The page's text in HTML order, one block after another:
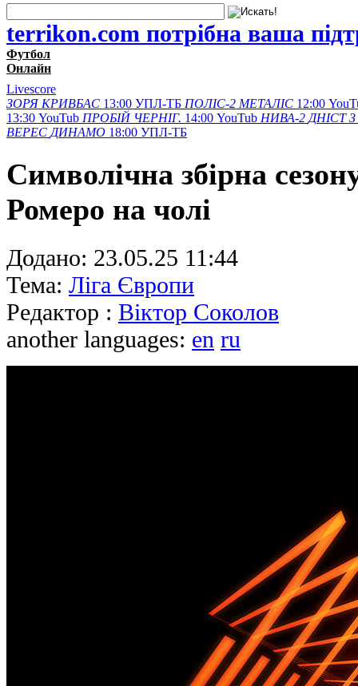
terrikon.com потрібна ваша
Футбол
Онлайн
Livescore
ЗОРЯ КРИВБАС 13:00 УПЛ-ТБ ПОЛІС-2 МЕТАЛІС 12:00
13:30 YouTub ПРОБІЙ ЧЕРНІГ. 14:00 YouTub НИВА-2 ДНІСТ З
ВЕРЕС ДИНАМО 18:00 УПЛ-ТБ
Символічна збірна
Ромеро на чолі
Додано: 23.05.25 11:44
Тема: Ліга Європи
Редактор : Віктор Соколов
another languages: en ru